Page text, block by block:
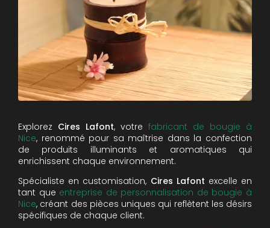
Explorez Cires Lafont, votre fabricant de bougie à
Nice, renommé pour sa maîtrise dans la confection
de produits illuminants et aromatiques qui
enrichissent chaque environnement.
Spécialiste en customisation, Cires Lafont excelle en
tant que entreprise de personnalisation de bougie à
Nice, créant des pièces uniques qui reflètent les désirs
spécifiques de chaque client.